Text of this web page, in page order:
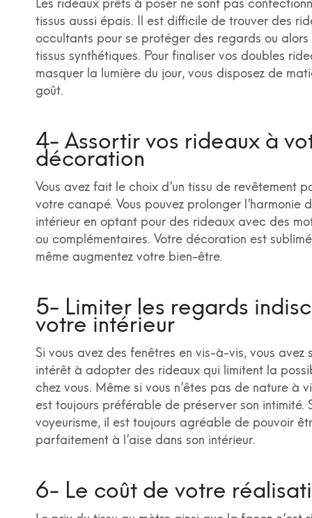
Les rideaux prêts à poser ne sont pas
tissus aussi épais. Il est difficile de trouver des
occultants pour se protéger des regards ou alors
tissus synthétiques. Pour finaliser vos doubles
masquer la lumière du jour, vous disposez de
goût.
4- Assortir vos rideaux à
décoration
Vous avez fait le choix d’un tissu de revêtement
votre canapé. Vous pouvez prolonger l’harmonie
intérieur en optant pour des rideaux avec des
ou complémentaires. Votre décoration est
même augmentez votre bien-être.
5- Limiter les regards
votre intérieur
Si vous avez des fenêtres en vis-à-vis, vous avez
intérêt à adopter des rideaux qui limitent la
chez vous. Même si vous n’êtes pas de nature à
est toujours préférable de préserver son intimité.
voyeurisme, il est toujours agréable de pouvoir
parfaitement à l’aise dans son intérieur.
6- Le coût de votre